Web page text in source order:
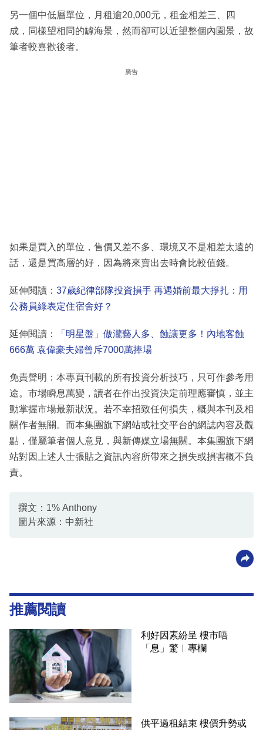
另一個中低層單位，月租逾20,000元，租金相差三、四
成，同樣望相同的罅海景，然而卻可以近望整個內園景，故
筆者較喜歡後者。
廣告
如果是買入的單位，售價又差不多、環境又不是相差太遠的
話，還是買高層的好，因為將來賣出去時會比較值錢。
延伸閱讀： 37歲紀律部隊投資損手 再遇婚前最大掙扎：用
公務員綠表定住宿舍好？
延伸閱讀：
「明星盤」傲瀧藝人多、蝕讓更多！內地客蝕
666萬 袁偉豪夫婦曾斥7000萬捧場
免責聲明：本專頁刊載的所有投資分析技巧，只可作參考用
途。市場瞬息萬變，讀者在作出投資決定前理應審慎，並主
動掌握市場最新狀況。若不幸招致任何損失，概與本刊及相
關作者無關。而本集團旗下網站或社交平台的網誌內容及觀
點，僅屬筆者個人意見，與新傳媒立場無關。本集團旗下網
站對因上述人士張貼之資訊內容所帶來之損失或損害概不負
責。
撰文：1% Anthony
圖片來源：中新社
推薦閱讀
利好因素紛呈 樓市唔
「息」驚︳專欄
供平過租結束 樓價升勢或